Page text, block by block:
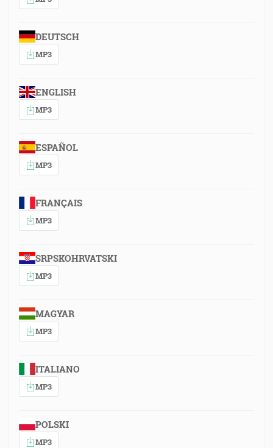
DEUTSCH
MP3
ENGLISH
MP3
ESPAÑOL
MP3
FRANÇAIS
MP3
SRPSKOHRVATSKI
MP3
MAGYAR
MP3
ITALIANO
MP3
POLSKI
MP3